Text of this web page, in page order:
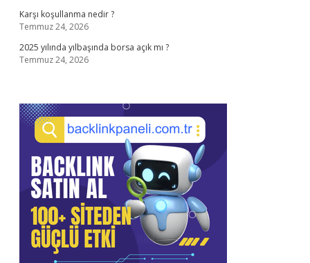
Karşı koşullanma nedir ?
Temmuz 24, 2026
2025 yılında yılbaşında borsa açık mı ?
Temmuz 24, 2026